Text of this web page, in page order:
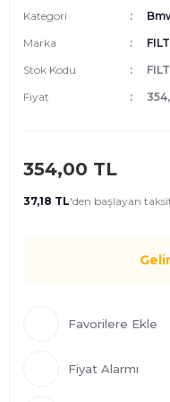
Kategori
Marka
Stok Kodu
Fiyat
354,00 TL
37,18 TL'den başlayan
Fiyat Alarmı